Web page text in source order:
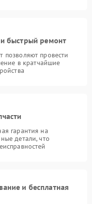
и быстрый ремонт
провести
в кратчайшие
гарантия на
детали, что
и бесплатная